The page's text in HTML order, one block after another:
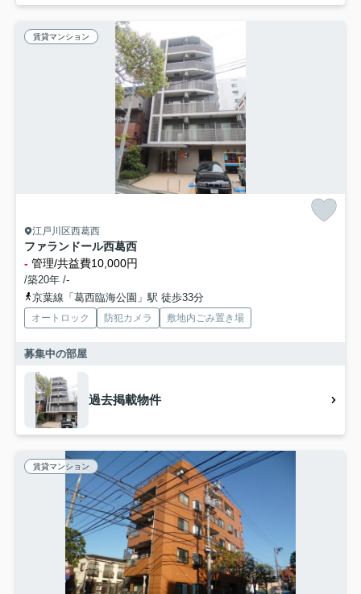
賃貸マンション
江戸川区西葛西
ファランドール西葛西
- 管理/共益費10,000円
/築20年 /-
京葉線「葛西臨海公園」駅 徒歩33分
オートロック 防犯カメラ 敷地内ごみ置き場
募集中の部屋
過去掲載物件
賃貸マンション